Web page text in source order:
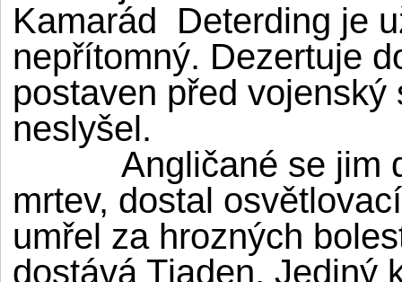
Kamarád Deterding je
nepřítomný. Dezertuje
postaven před
neslyšel.
Angličané se jim
mrtev, dostal
umřel za hrozných
dostává Tjaden. Jediný